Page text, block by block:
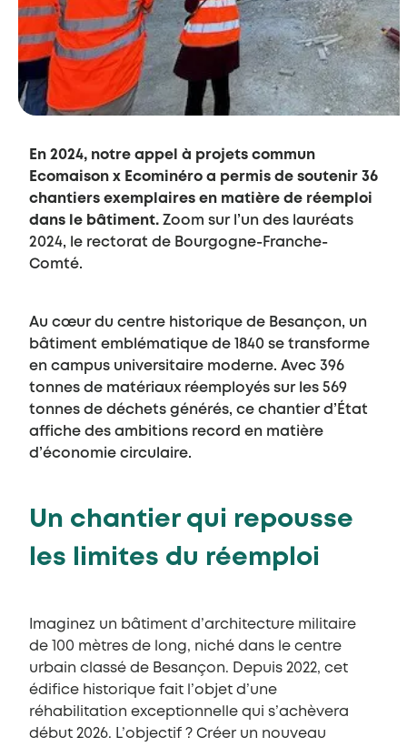
En 2024, notre appel à projets commun
Ecomaison x Ecominéro a permis de soutenir 36
chantiers exemplaires en matière de réemploi
dans le bâtiment. Zoom sur l’un des lauréats
2024, le rectorat de Bourgogne-Franche-
Comté.
Au cœur du centre historique de Besançon, un
bâtiment emblématique de 1840 se transforme
en campus universitaire moderne. Avec 396
tonnes de matériaux réemployés sur les 569
tonnes de déchets générés, ce chantier d’État
affiche des ambitions record en matière
d’économie circulaire.
Un chantier qui repousse
les limites du réemploi
Imaginez un bâtiment d’architecture militaire
de 100 mètres de long, niché dans le centre
urbain classé de Besançon. Depuis 2022, cet
édifice historique fait l’objet d’une
réhabilitation exceptionnelle qui s’achèvera
début 2026. L’objectif ? Créer un nouveau